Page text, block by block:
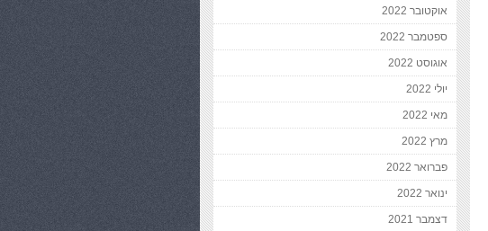
אוקטובר 2022
ספטמבר 2022
אוגוסט 2022
יולי 2022
מאי 2022
מרץ 2022
פברואר 2022
ינואר 2022
דצמבר 2021